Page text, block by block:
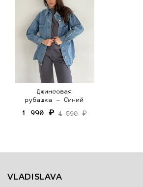
Джинсовая
рубашка - Синий
1 990 ₽ 4 590 ₽
VLADISLAVA